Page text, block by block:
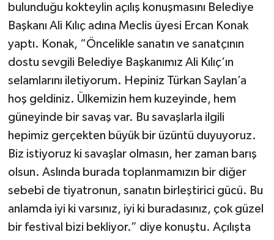
bulunduğu kokteylin açılış konuşmasını Belediye
Başkanı Ali Kılıç adına Meclis üyesi Ercan Konak
yaptı. Konak, “Öncelikle sanatın ve sanatçının
dostu sevgili Belediye Başkanımız Ali Kılıç’ın
selamlarını iletiyorum. Hepiniz Türkan Saylan’a
hoş geldiniz. Ülkemizin hem kuzeyinde, hem
güneyinde bir savaş var. Bu savaşlarla ilgili
hepimiz gerçekten büyük bir üzüntü duyuyoruz.
Biz istiyoruz ki savaşlar olmasın, her zaman barış
olsun. Aslında burada toplanmamızın bir diğer
sebebi de tiyatronun, sanatın birleştirici gücü. Bu
anlamda iyi ki varsınız, iyi ki buradasınız, çok güzel
bir festival bizi bekliyor.” diye konuştu. Açılışta